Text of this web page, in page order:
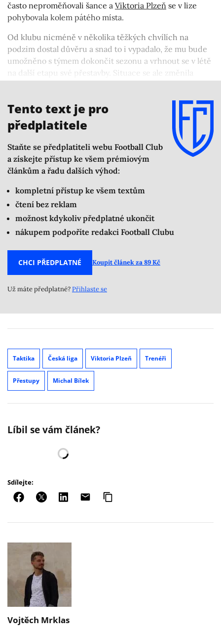
často neproměňovali šance a Viktoria Plzeň se v lize
pohybovala kolem pátého místa.
Od klubu nicméně v několika těžkých chvílích na
podzim dostal důvěru a snad to i vypadalo, že mu bude
umožněno s týmem dokončit sezonu a vrhnout se v létě
na další etapu své přestavby. Situace se ale změnila
Tento text je pro
předplatitele
Staňte se předplatiteli webu Football Club
a získejte přístup ke všem prémiovým
článkům a řadu dalších výhod:
kompletní přístup ke všem textům
čtení bez reklam
možnost kdykoliv předplatné ukončit
nákupem podpoříte redakci Football Clubu
CHCI PŘEDPLATNÉ Koupit článek za 89 Kč
Už máte předplatné?Přihlaste se
Taktika Česká liga Viktoria Plzeň Trenéři
Přestupy Michal Bílek
Líbil se vám článek?
Sdílejte:
Vojtěch Mrklas